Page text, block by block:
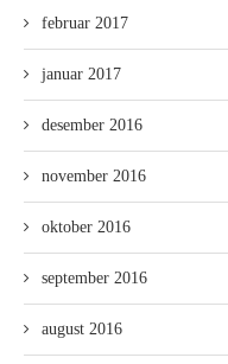
februar 2017
januar 2017
desember 2016
november 2016
oktober 2016
september 2016
august 2016